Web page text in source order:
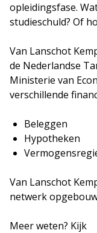
opleidingsfase.
studieschuld? Of
Van Lanschot
de Nederlandse
Ministerie van
verschillende
Beleggen
Hypotheken
Van Lanschot
netwerk
Meer weten? Kijk